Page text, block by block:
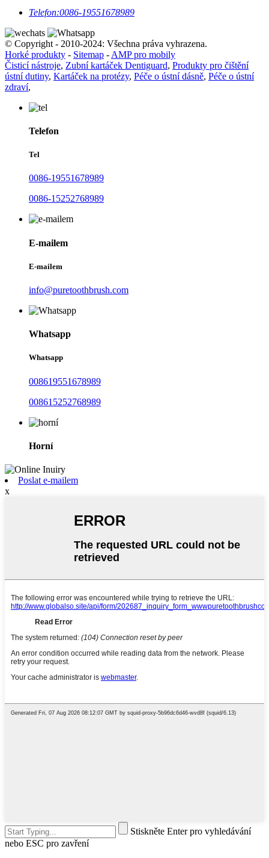
Telefon:0086-19551678989
© Copyright - 2010-2024: Všechna práva vyhrazena.
Horké produkty - Sitemap - AMP pro mobily
Čisticí nástroje, Zubní kartáček Dentiguard, Produkty pro čištění
ústní dutiny, Kartáček na protézy, Péče o ústní dásně, Péče o ústní
zdraví,
Telefon
Tel
0086-19551678989
0086-15252768989
E-mailem
E-mailem
info@puretoothbrush.com
Whatsapp
Whatsapp
008619551678989
008615252768989
Horní
Poslat e-mailem
x
Stiskněte Enter pro vyhledávání
nebo ESC pro zavření